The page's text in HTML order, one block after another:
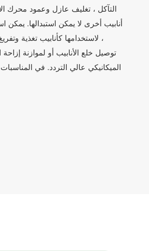
التآكل ، تغليف عازل وعمود محرك
أنابيب أخرى لا يمكن استبدالها. يمكن
، لاستخدامها كأنابيب تغذية
توصيل خلع الأنابيب أو لموازنة
الميكانيكي عالي التردد. في